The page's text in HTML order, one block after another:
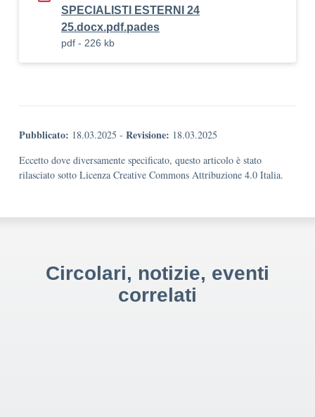
SPECIALISTI ESTERNI 24
25.docx.pdf.pades
pdf - 226 kb
Pubblicato: 18.03.2025 - Revisione: 18.03.2025
Eccetto dove diversamente specificato, questo articolo è stato
rilasciato sotto Licenza Creative Commons Attribuzione 4.0 Italia.
Circolari, notizie, eventi
correlati